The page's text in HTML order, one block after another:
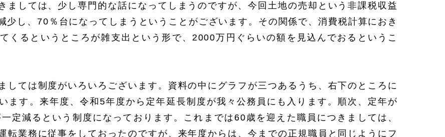
ましては、少し専門的な話になってしまうのですが、今回土地の売却という非課税収益
少し、70％台になってしまうということがございます。その関係で、消費税計算におき
くるというところが雑支出という形で、2000万円ぐらいの額を見込んでおるというこ
しては制度がいろいろございます。資料の中にグラフが三つあるうち、右下のところに
ます。来年度、令和5年度から定年延長制度が我々公務員にも入ります。順次、定年が
定減るという制度になっております。これまでは60歳を迎えた職員につきましては、
転業務に従事をしておったのですが、来年度からは、今までの正規職員と同じようにフ